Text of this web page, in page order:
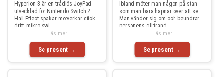
Hyperion 3 är en trådlös JoyPad
utvecklad för Nintendo Switch 2.
Hall Effect-spakar motverkar stick
drift, mikro-swi
Se present →
Läs mer
Ibland möter man någon på stan
som man bara häpnar över att se.
Man vänder sig om och beundrar
personens glittrand
Se present →
Läs mer